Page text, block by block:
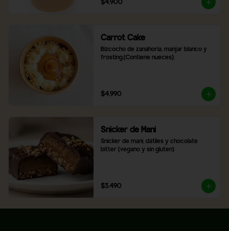
$4.900
Carrot Cake
Bizcocho de zanahoria, manjar blanco y
frosting.(Contiene nueces).
$4.990
Snicker de Maní
Snicker de maní, dátiles y chocolate
bitter (vegano y sin gluten)
$3.490